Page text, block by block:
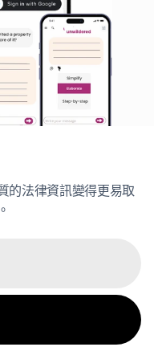
的法律資訊變得更易取